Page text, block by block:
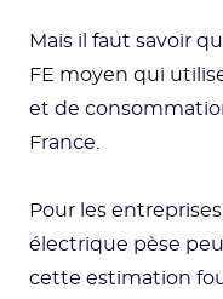
Mais il faut savoir
FE moyen qui
et de
France.
Pour les
électrique pèse
cette estimation